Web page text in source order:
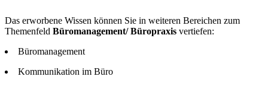
Das erworbene Wissen können Sie in weiteren Bereichen zum
Themenfeld Büromanagement/ Büropraxis vertiefen:
Büromanagement
Kommunikation im Büro